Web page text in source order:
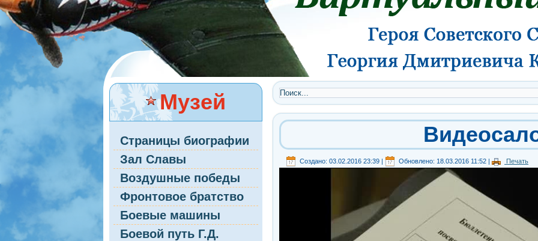
Музей
Страницы биографии
Зал Славы
Воздушные победы
Фронтовое братство
Боевые машины
Боевой путь Г.Д.
Создано: 03.02.2016 23:39 | Обновлено: 18.03.2016 11:52 | Печать